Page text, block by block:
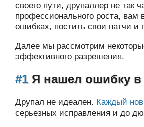
своего пути, друпаллер не так
профессионального роста,
ошибках, постить свои патчи и
Далее мы рассмотрим
эффективного разрешения.
#1 Я нашел ошибку в
Друпал не идеален. Каждый
серьезных исправления и до